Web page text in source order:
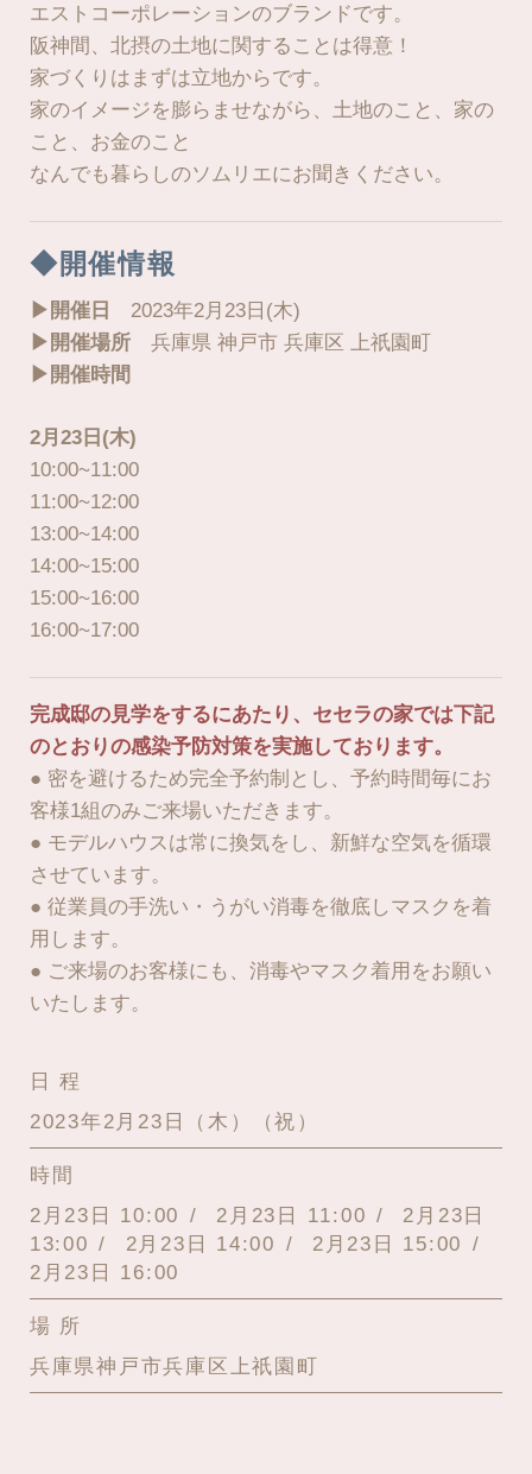
エストコーポレーションのブランドです。
阪神間、北摂の土地に関することは得意！
家づくりはまずは立地からです。
家のイメージを膨らませながら、土地のこと、家の
こと、お金のこと
なんでも暮らしのソムリエにお聞きください。
◆開催情報
▶︎開催日 2023年2月23日(木)
▶︎開催場所 兵庫県 神戸市 兵庫区 上祇園町
▶︎開催時間
2月23日(木)
10:00~11:00
11:00~12:00
13:00~14:00
14:00~15:00
15:00~16:00
16:00~17:00
完成邸の見学をするにあたり、セセラの家では下記
のとおりの感染予防対策を実施しております。
● 密を避けるため完全予約制とし、予約時間毎にお
客様1組のみご来場いただきます。
● モデルハウスは常に換気をし、新鮮な空気を循環
させています。
● 従業員の手洗い・うがい消毒を徹底しマスクを着
用します。
● ご来場のお客様にも、消毒やマスク着用をお願い
いたします。
日 程
2023年2月23日（木）（祝）
時間
2月23日 10:00
2月23日 11:00
2月23日
13:00
2月23日 14:00
2月23日 15:00
2月23日 16:00
場 所
兵庫県神戸市兵庫区上祇園町